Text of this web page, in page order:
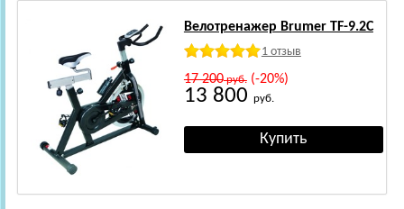
Велотренажер Brumer TF-9.2C
1 отзыв
17 200руб.(-20%)
13 800 руб.